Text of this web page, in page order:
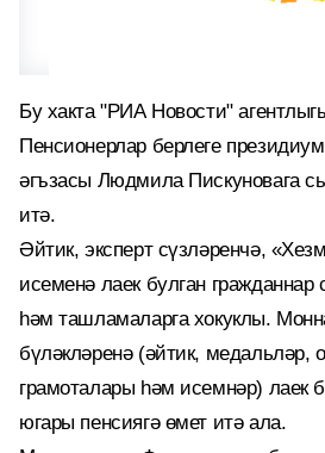
Бу хакта "РИА Новости"
Пенсионерлар берлеге
әгъзасы Людмила Пискуновага
итә.
Әйтик, эксперт сүзләренчә,
исеменә лаек булган
һәм ташламаларга хокуклы.
бүләкләренә (әйтик, медальләр,
грамоталары һәм исемнәр) лаек
югары пенсиягә өмет итә ала.